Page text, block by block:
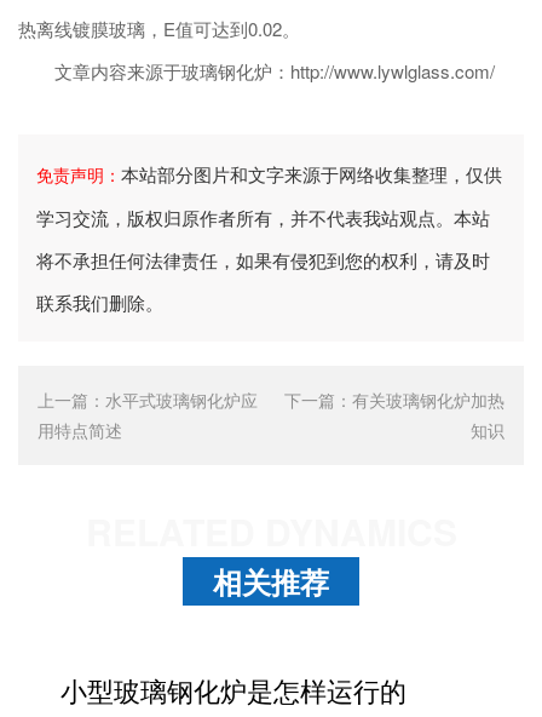
热离线镀膜玻璃，E值可达到0.02。
文章内容来源于玻璃钢化炉：http://www.lywlglass.com/
免责声明： 本站部分图片和文字来源于网络收集整理，仅供
学习交流，版权归原作者所有，并不代表我站观点。本站
将不承担任何法律责任，如果有侵犯到您的权利，请及时
联系我们删除。
上一篇： 水平式玻璃钢化炉应
用特点简述
下一篇： 有关玻璃钢化炉加热
知识
相关推荐
小型玻璃钢化炉是怎样运行的